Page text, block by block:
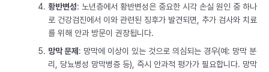
황반변성: 노년층에서 황반변성은 중요한 시각 손실 원인 중 하나
로 건강검진에서 이와 관련된 징후가 발견되면, 추가 검사와 치료
를 위해 안과 방문이 권장됩니다.
망막 문제 : 망막에 이상이 있는 것으로 의심되는 경우(예: 망막 분
리, 당뇨병성 망막병증 등), 즉시 안과적 평가가 필요합니다. 망막